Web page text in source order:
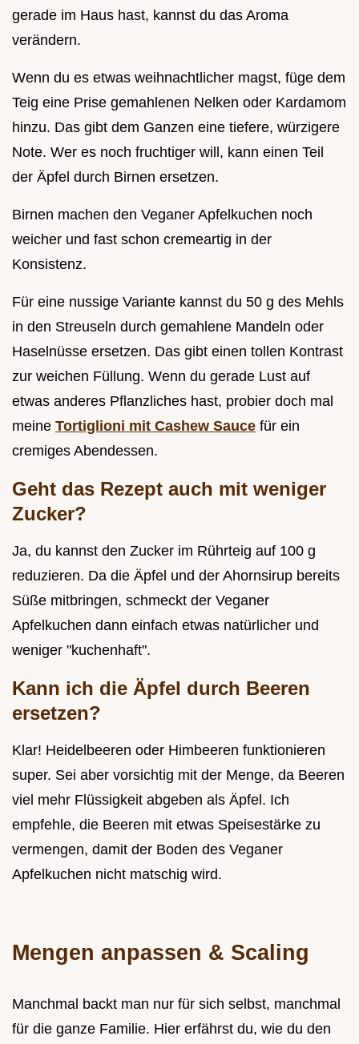
gerade im Haus hast, kannst du das Aroma
verändern.
Wenn du es etwas weihnachtlicher magst, füge dem
Teig eine Prise gemahlenen Nelken oder Kardamom
hinzu. Das gibt dem Ganzen eine tiefere, würzigere
Note. Wer es noch fruchtiger will, kann einen Teil
der Äpfel durch Birnen ersetzen.
Birnen machen den Veganer Apfelkuchen noch
weicher und fast schon cremeartig in der
Konsistenz.
Für eine nussige Variante kannst du 50 g des Mehls
in den Streuseln durch gemahlene Mandeln oder
Haselnüsse ersetzen. Das gibt einen tollen Kontrast
zur weichen Füllung. Wenn du gerade Lust auf
etwas anderes Pflanzliches hast, probier doch mal
meine Tortiglioni mit Cashew Sauce für ein
cremiges Abendessen.
Geht das Rezept auch mit weniger
Zucker?
Ja, du kannst den Zucker im Rührteig auf 100 g
reduzieren. Da die Äpfel und der Ahornsirup bereits
Süße mitbringen, schmeckt der Veganer
Apfelkuchen dann einfach etwas natürlicher und
weniger "kuchenhaft".
Kann ich die Äpfel durch Beeren
ersetzen?
Klar! Heidelbeeren oder Himbeeren funktionieren
super. Sei aber vorsichtig mit der Menge, da Beeren
viel mehr Flüssigkeit abgeben als Äpfel. Ich
empfehle, die Beeren mit etwas Speisestärke zu
vermengen, damit der Boden des Veganer
Apfelkuchen nicht matschig wird.
Mengen anpassen & Scaling
Manchmal backt man nur für sich selbst, manchmal
für die ganze Familie. Hier erfährst du, wie du den